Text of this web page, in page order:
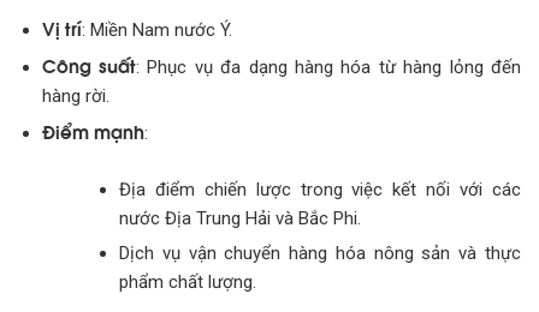
Vị trí: Miền Nam nước Ý.
Công suất: Phục vụ đa dạng hàng hóa từ hàng lỏng đến
hàng rời.
Điểm mạnh:
Địa điểm chiến lược trong việc kết nối với các
nước Địa Trung Hải và Bắc Phi.
Dịch vụ vận chuyển hàng hóa nông sản và thực
phẩm chất lượng.